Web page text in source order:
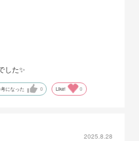
した✨
になった 0 Like! 0
2025.8.28